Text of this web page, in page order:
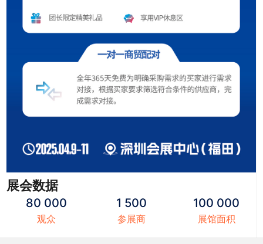
展会数据
80 000
观众
1 500
参展商
100 000
展馆面积